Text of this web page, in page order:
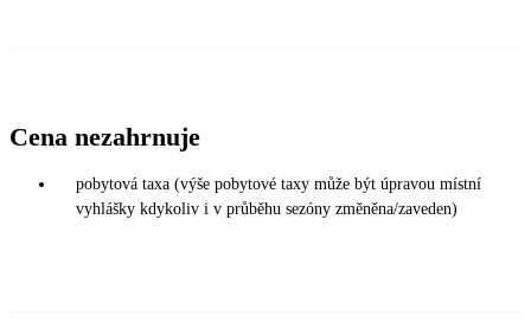
Cena nezahrnuje
pobytová taxa (výše pobytové taxy může být úpravou místní
vyhlášky kdykoliv i v průběhu sezóny změněna/zaveden)